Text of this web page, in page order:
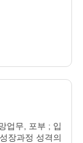
업무, 포부 ; 입
장과정 성격의